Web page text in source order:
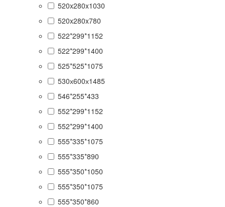
520x280x1030
520x280x780
522*299*1152
522*299*1400
525*525*1075
530х600х1485
546*255*433
552*299*1152
552*299*1400
555*335*1075
555*335*890
555*350*1050
555*350*1075
555*350*860